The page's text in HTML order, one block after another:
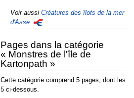
Aller
navigation
Aller
recherche
Voir aussiCréatures des îlots de la mer
d'Asse.
Pages dans la catégorie
« Monstres de l'île de
Kartonpath »
Cette catégorie comprend 5 pages, dont les
5 ci-dessous.